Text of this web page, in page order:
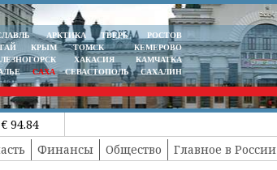
АРКТИКА ТВЕРЬ
РОСТОВ
КРЫМ ТОМСК
КЕМЕРОВО
ХАКАСИЯ
КАМЧАТКА
САХА СЕВАСТОПОЛЬ САХАЛИН
€ 94.84
Финансы Общество Главное в России